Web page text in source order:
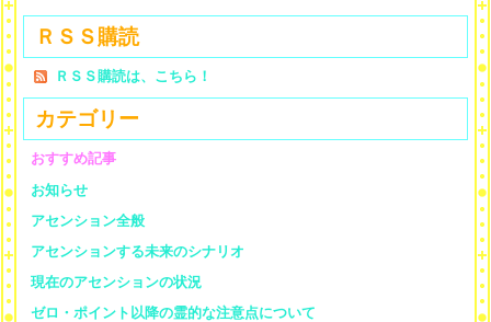
ＲＳＳ購読
ＲＳＳ購読は、こちら！
カテゴリー
おすすめ記事
お知らせ
アセンション全般
アセンションする未来のシナリオ
現在のアセンションの状況
ゼロ・ポイント以降の霊的な注意点について